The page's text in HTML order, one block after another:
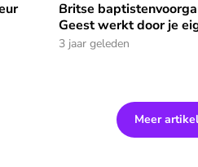
Ruben Flach
Britse
Britse
Geest werkt door je
3 jaar geleden
Meer